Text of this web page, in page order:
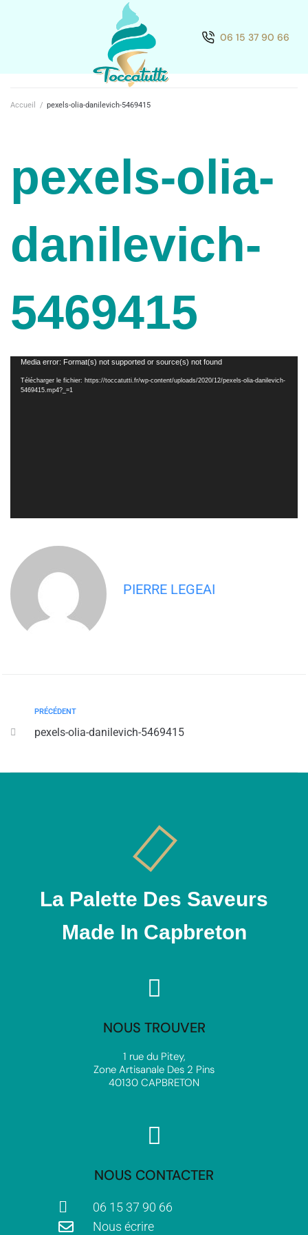
06 15 37 90 66
Accueil / pexels-olia-danilevich-5469415
pexels-olia-
danilevich-
5469415
Lecteur
vidéo
Media error: Format(s) not supported or source(s) not found
Télécharger le fichier: https://toccatutti.fr/wp-content/uploads/2020/12/pexels-olia-danilevich-
5469415.mp4?_=1
PIERRE LEGEAI
PRÉCÉDENT
pexels-olia-danilevich-5469415
La Palette Des Saveurs
Made In Capbreton
NOUS TROUVER
1 rue du Pitey,
Zone Artisanale Des 2 Pins
40130 CAPBRETON
NOUS CONTACTER
06 15 37 90 66
Nous écrire